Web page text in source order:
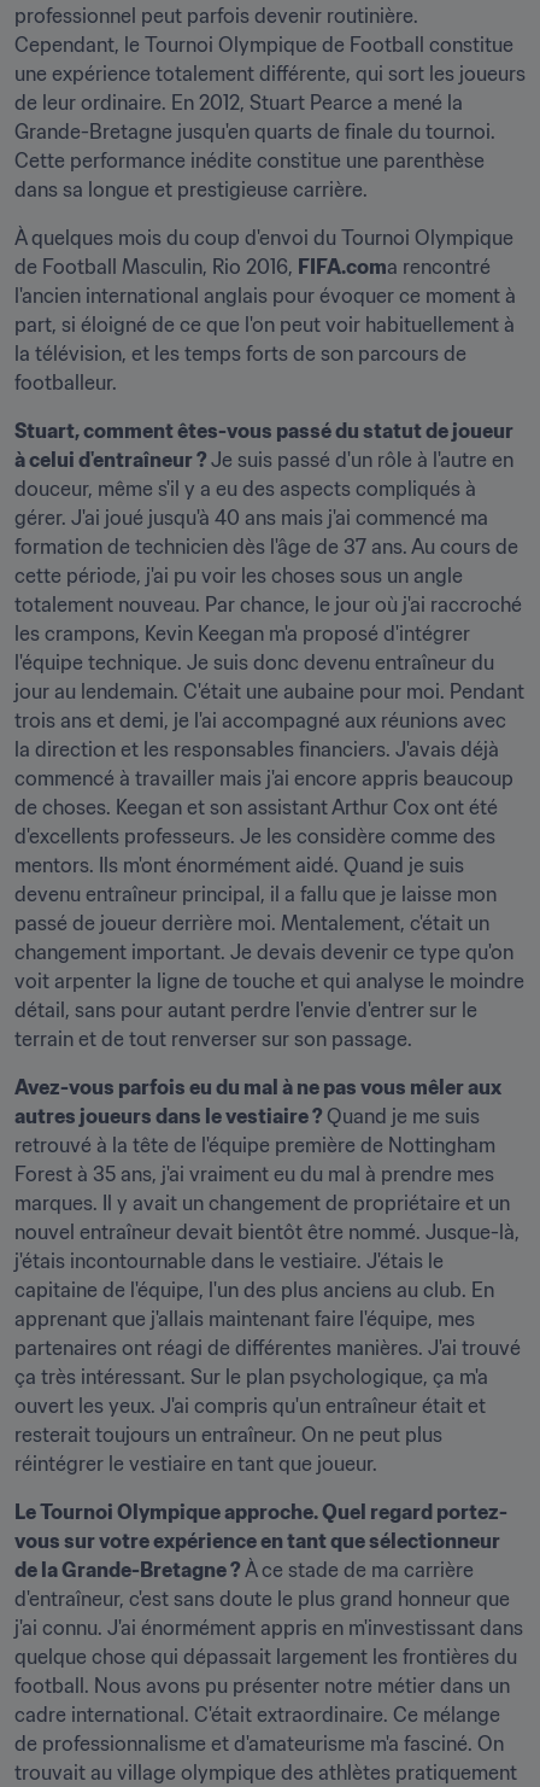
professionnel peut parfois devenir routinière.
Cependant, le Tournoi Olympique de Football constitue
une expérience totalement différente, qui sort les joueurs
de leur ordinaire. En 2012, Stuart Pearce a mené la
Grande-Bretagne jusqu'en quarts de finale du tournoi.
Cette performance inédite constitue une parenthèse
dans sa longue et prestigieuse carrière.
À quelques mois du coup d'envoi du Tournoi Olympique
de Football Masculin, Rio 2016, FIFA.coma rencontré
l'ancien international anglais pour évoquer ce moment à
part, si éloigné de ce que l'on peut voir habituellement à
la télévision, et les temps forts de son parcours de
footballeur.
Stuart, comment êtes-vous passé du statut de joueur
à celui d'entraîneur ? Je suis passé d'un rôle à l'autre en
douceur, même s'il y a eu des aspects compliqués à
gérer. J'ai joué jusqu'à 40 ans mais j'ai commencé ma
formation de technicien dès l'âge de 37 ans. Au cours de
cette période, j'ai pu voir les choses sous un angle
totalement nouveau. Par chance, le jour où j'ai raccroché
les crampons, Kevin Keegan m'a proposé d'intégrer
l'équipe technique. Je suis donc devenu entraîneur du
jour au lendemain. C'était une aubaine pour moi. Pendant
trois ans et demi, je l'ai accompagné aux réunions avec
la direction et les responsables financiers. J'avais déjà
commencé à travailler mais j'ai encore appris beaucoup
de choses. Keegan et son assistant Arthur Cox ont été
d'excellents professeurs. Je les considère comme des
mentors. Ils m'ont énormément aidé. Quand je suis
devenu entraîneur principal, il a fallu que je laisse mon
passé de joueur derrière moi. Mentalement, c'était un
changement important. Je devais devenir ce type qu'on
voit arpenter la ligne de touche et qui analyse le moindre
détail, sans pour autant perdre l'envie d'entrer sur le
terrain et de tout renverser sur son passage.
Avez-vous parfois eu du mal à ne pas vous mêler aux
autres joueurs dans le vestiaire ? Quand je me suis
retrouvé à la tête de l'équipe première de Nottingham
Forest à 35 ans, j'ai vraiment eu du mal à prendre mes
marques. Il y avait un changement de propriétaire et un
nouvel entraîneur devait bientôt être nommé. Jusque-là,
j'étais incontournable dans le vestiaire. J'étais le
capitaine de l'équipe, l'un des plus anciens au club. En
apprenant que j'allais maintenant faire l'équipe, mes
partenaires ont réagi de différentes manières. J'ai trouvé
ça très intéressant. Sur le plan psychologique, ça m'a
ouvert les yeux. J'ai compris qu'un entraîneur était et
resterait toujours un entraîneur. On ne peut plus
réintégrer le vestiaire en tant que joueur.
Le Tournoi Olympique approche. Quel regard portez-
vous sur votre expérience en tant que sélectionneur
de la Grande-Bretagne ? À ce stade de ma carrière
d'entraîneur, c'est sans doute le plus grand honneur que
j'ai connu. J'ai énormément appris en m'investissant dans
quelque chose qui dépassait largement les frontières du
football. Nous avons pu présenter notre métier dans un
cadre international. C'était extraordinaire. Ce mélange
de professionnalisme et d'amateurisme m'a fasciné. On
trouvait au village olympique des athlètes pratiquement